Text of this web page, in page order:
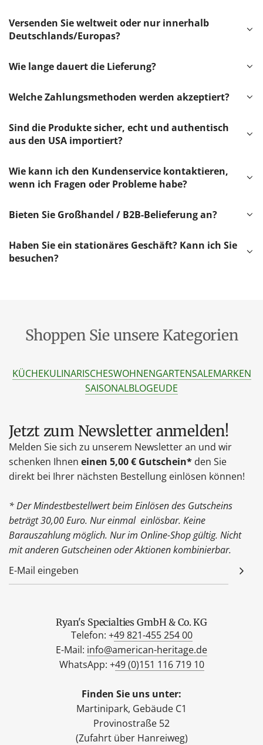
Versenden Sie weltweit oder nur innerhalb
Deutschlands/Europas?
Wie lange dauert die Lieferung?
Welche Zahlungsmethoden werden akzeptiert?
Sind die Produkte sicher, echt und authentisch
aus den USA importiert?
Wie kann ich den Kundenservice kontaktieren,
wenn ich Fragen oder Probleme habe?
Bieten Sie Großhandel / B2B-Belieferung an?
Haben Sie ein stationäres Geschäft? Kann ich Sie
besuchen?
Shoppen Sie unsere Kategorien
KÜCHEKULINARISCHESWOHNENGARTENSALEMARKEN
SAISONALBLOGEUDE
Jetzt zum Newsletter anmelden!
Melden Sie sich zu unserem Newsletter an und wir
schenken Ihnen einen 5,00 € Gutschein* den Sie
direkt bei Ihrer nächsten Bestellung einlösen können!
* Der Mindestbestellwert beim Einlösen des Gutscheins
beträgt 30,00 Euro. Nur einmal einlösbar. Keine
Barauszahlung möglich. Nur im Online-Shop gültig. Nicht
mit anderen Gutscheinen oder Aktionen kombinierbar.
Ryan's Specialties GmbH & Co. KG
Telefon: +49 821-455 254 00
E-Mail: info@american-heritage.de
WhatsApp: +49 (0)151 116 719 10
Finden Sie uns unter:
Martinipark, Gebäude C1
Provinostraße 52
(Zufahrt über Hanreiweg)